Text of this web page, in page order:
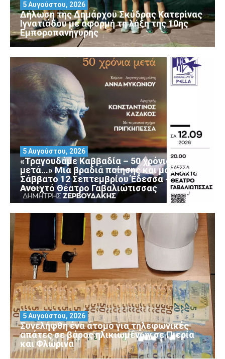
Δήλωση της Δημάρχου Σκύδρας Κατερίνας
Ιγνατιάδου με αφορμή τη λήξη της 10ης
Εμποροπανήγυρης
5 Αυγούστου, 2026
«Τραγουδάμε Καββαδία – 50 χρόνια
μετά…» Μια βραδιά ποίησης και μουσικής
Σάββατο 12 Σεπτεμβρίου Έδεσσα –
Ανοιχτό Θέατρο Γαβαλιώτισσας
5 Αυγούστου, 2026
Συνελήφθη ένα άτομο για τηλεφωνικές
απάτες σε βάρος ηλικιωμένων σε Πιερία
και Φλώρινα
5 Αυγούστου, 2026